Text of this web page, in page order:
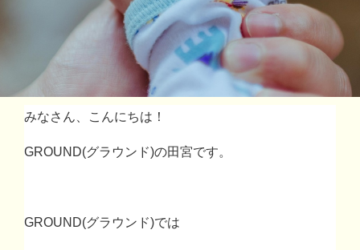
みなさん、こんにちは！
GROUND(グラウンド)の田宮です。
GROUND(グラウンド)では